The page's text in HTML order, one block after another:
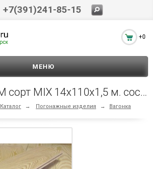
+7(391)241-85-15
+0
МЕНЮ
Вагонка АММ сорт MIX 14х110х1,5 м. сосна 1шт.
Каталог → Погонажные изделия → Вагонка